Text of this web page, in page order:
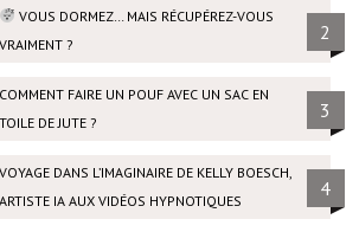
VOUS DORMEZ… MAIS RÉCUPÉREZ-VOUS
VRAIMENT ?
2
COMMENT FAIRE UN POUF AVEC UN SAC EN
TOILE DE JUTE ?
3
VOYAGE DANS L’IMAGINAIRE DE KELLY BOESCH,
ARTISTE IA AUX VIDÉOS HYPNOTIQUES
4